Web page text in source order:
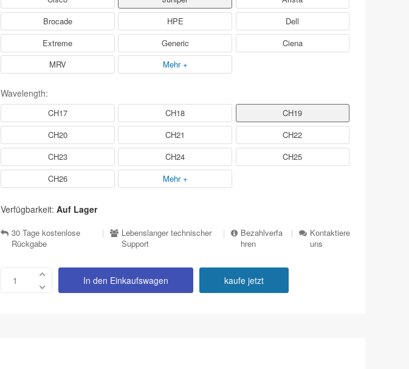
Brocade
HPE
Dell
Extreme
Generic
Ciena
MRV
Mehr +
Wavelength:
CH17 CH18
CH19
CH20
CH21
CH22
CH23
CH24
CH25
CH26
Mehr +
Verfügbarkeit: Auf Lager
30 Tage kostenlose
Rückgabe
|
Lebenslanger technischer
Support
|
Bezahlverfa
hren
|
Kontaktiere
uns
In den Einkaufswagen kaufe jetzt